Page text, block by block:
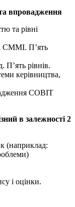
впровадження
та рівні
CMMI. П’ять
П’ять рівнів.
керівництва,
COBIT
в залежності 2
(наприклад:
і оцінки.